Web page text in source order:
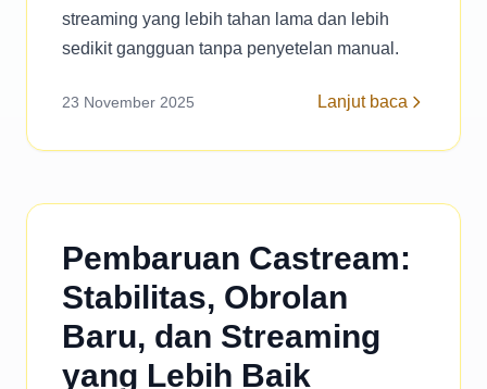
streaming yang lebih tahan lama dan lebih
sedikit gangguan tanpa penyetelan manual.
23 November 2025 Lanjut baca
Pembaruan Castream:
Stabilitas, Obrolan
Baru, dan Streaming
yang Lebih Baik